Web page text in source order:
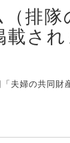
排
され
夫婦の共同財